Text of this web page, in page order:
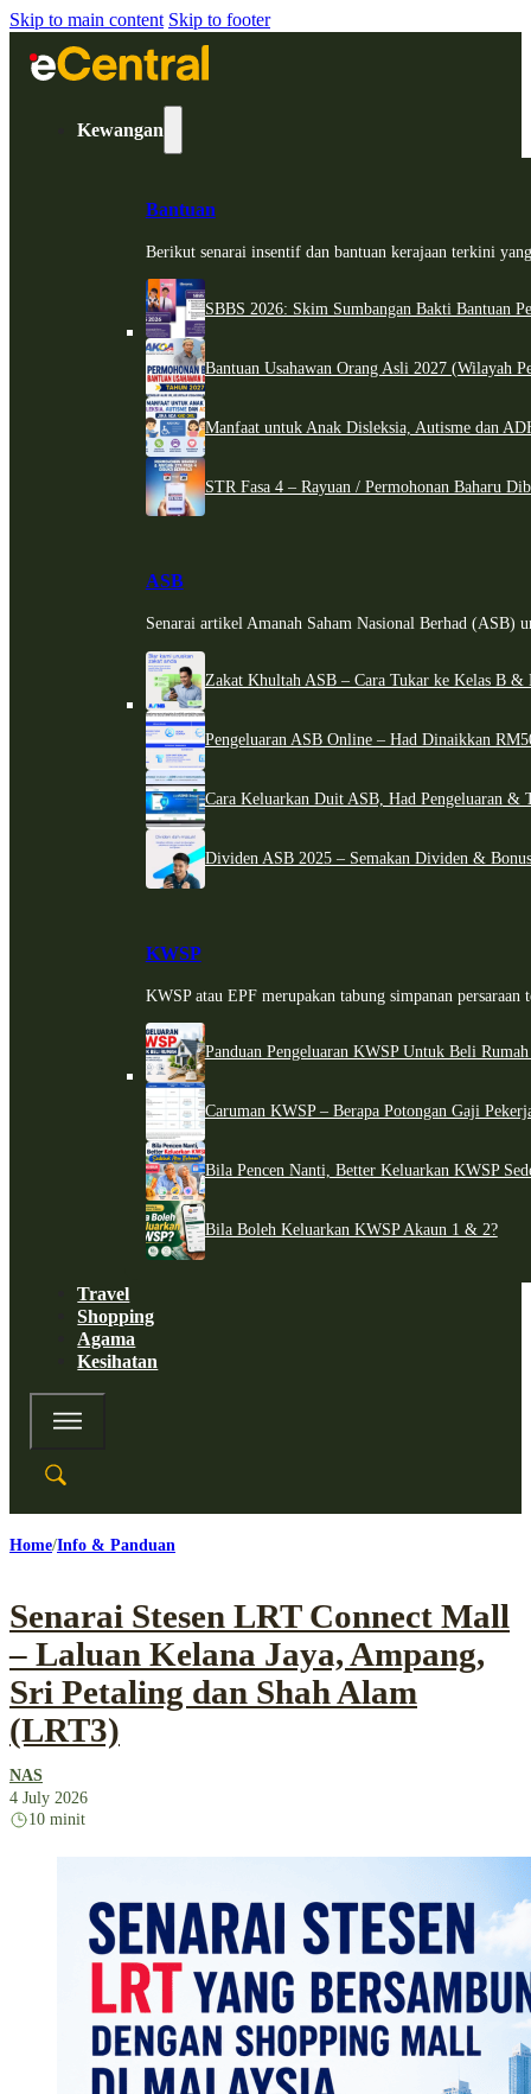
Skip to main content Skip to footer
Kewangan
Bantuan
Berikut senarai insentif dan bantuan kerajaan terkini
SBBS 2026: Skim Sumbangan Bakti Bantuan
Bantuan Usahawan Orang Asli 2027 (Wilayah
Manfaat untuk Anak Disleksia, Autisme dan
STR Fasa 4 – Rayuan / Permohonan Baharu
ASB
Senarai artikel Amanah Saham Nasional Berhad (ASB)
Zakat Khultah ASB – Cara Tukar ke Kelas B &
Pengeluaran ASB Online – Had Dinaikkan
Cara Keluarkan Duit ASB, Had Pengeluaran &
Dividen ASB 2025 – Semakan Dividen &
KWSP
KWSP atau EPF merupakan tabung simpanan persaraan
Panduan Pengeluaran KWSP Untuk Beli
Caruman KWSP – Berapa Potongan Gaji
Bila Pencen Nanti, Better Keluarkan KWSP
Bila Boleh Keluarkan KWSP Akaun 1 & 2?
Travel
Shopping
Agama
Kesihatan
Home Info & Panduan
Senarai Stesen LRT Connect Mall
– Laluan Kelana Jaya, Ampang,
Sri Petaling dan Shah Alam
(LRT3)
NAS
4 July 2026
10 minit